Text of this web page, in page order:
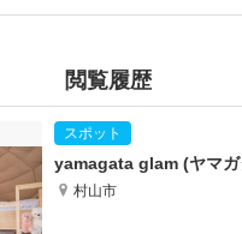
閲覧履歴
yamagata glam (ヤマガ
村山市